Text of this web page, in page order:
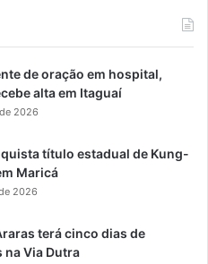
de oração em hospital,
alta em Itaguaí
2026
título estadual de Kung-
Maricá
2026
terá cinco dias de
Via Dutra